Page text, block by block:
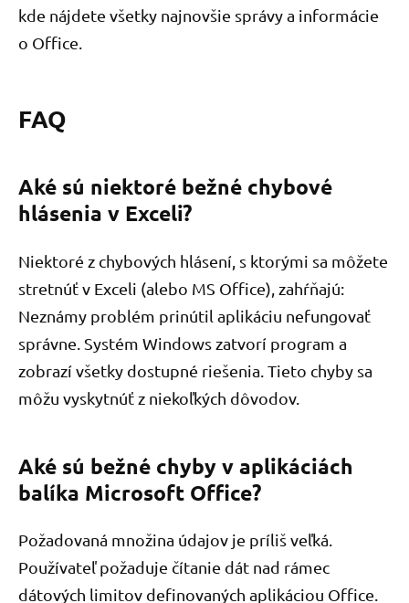
kde nájdete všetky najnovšie správy a informácie
o Office.
FAQ
Aké sú niektoré bežné chybové
hlásenia v Exceli?
Niektoré z chybových hlásení, s ktorými sa môžete
stretnúť v Exceli (alebo MS Office), zahŕňajú:
Neznámy problém prinútil aplikáciu nefungovať
správne. Systém Windows zatvorí program a
zobrazí všetky dostupné riešenia. Tieto chyby sa
môžu vyskytnúť z niekoľkých dôvodov.
Aké sú bežné chyby v aplikáciách
balíka Microsoft Office?
Požadovaná množina údajov je príliš veľká.
Používateľ požaduje čítanie dát nad rámec
dátových limitov definovaných aplikáciou Office.